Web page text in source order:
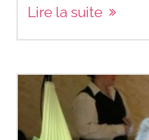
Lire la suite